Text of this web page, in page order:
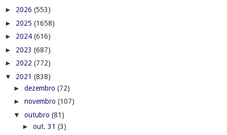
► 2026 (553)
► 2025 (1658)
► 2024 (616)
► 2023 (687)
► 2022 (772)
▼ 2021 (838)
► dezembro (72)
► novembro (107)
▼ outubro (81)
► out. 31 (3)